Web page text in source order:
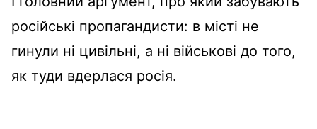
російські пропагандисти: в місті не
гинули ні цивільні, а ні військові до того,
як туди вдерлася росія.